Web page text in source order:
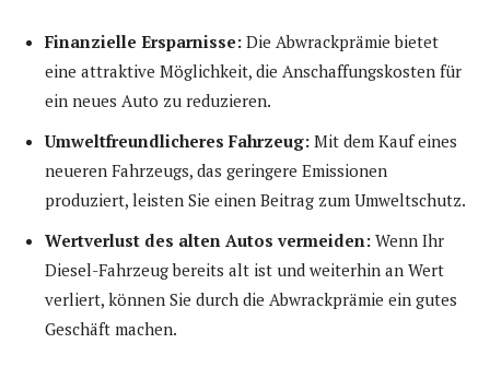
Finanzielle Ersparnisse: Die Abwrackprämie bietet
eine attraktive Möglichkeit, die Anschaffungskosten für
ein neues Auto zu reduzieren.
Umweltfreundlicheres Fahrzeug: Mit dem Kauf eines
neueren Fahrzeugs, das geringere Emissionen
produziert, leisten Sie einen Beitrag zum Umweltschutz.
Wertverlust des alten Autos vermeiden: Wenn Ihr
Diesel-Fahrzeug bereits alt ist und weiterhin an Wert
verliert, können Sie durch die Abwrackprämie ein gutes
Geschäft machen.